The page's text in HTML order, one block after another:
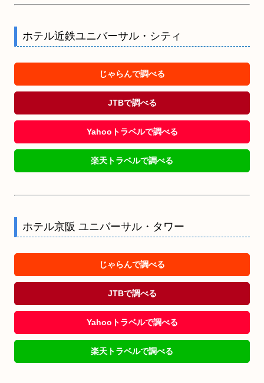
ホテル近鉄ユニバーサル・シティ
じゃらんで調べる
JTBで調べる
Yahooトラベルで調べる
楽天トラベルで調べる
ホテル京阪 ユニバーサル・タワー
じゃらんで調べる
JTBで調べる
Yahooトラベルで調べる
楽天トラベルで調べる